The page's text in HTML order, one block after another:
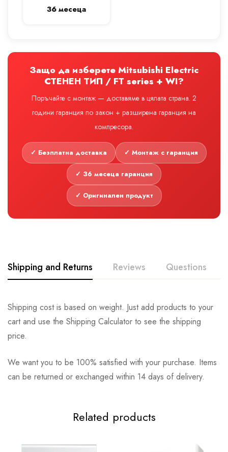
36 месеца
Защо да изберете Mitsubishi Electric
СТЕНЕН ТИП / FT series + WI?
Поръчайте с монтаж — доставяме в цялата страна. 2
години гаранция по закон + разширена гаранция на
компресора.
✓ Безплатна доставка ✓ Монтаж с гаранция
✓ 36 месеца гаранция
✓ Оригинален продукт
Shipping and Returns Reviews Questions
Shipping cost is based on weight. Just add products to your
cart and use the Shipping Calculator to see the shipping
price.
We want you to be 100% satisfied with your purchase. Items
can be returned or exchanged within 14 days of delivery.
Related products